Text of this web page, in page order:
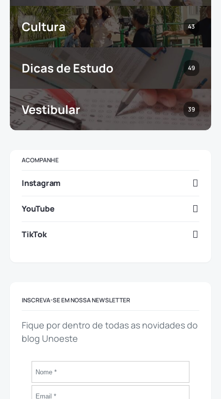
Cultura 43
Dicas de Estudo 49
Vestibular 39
ACOMPANHE
Instagram
YouTube
TikTok
INSCREVA-SE EM NOSSA NEWSLETTER
Fique por dentro de todas as novidades do
blog Unoeste